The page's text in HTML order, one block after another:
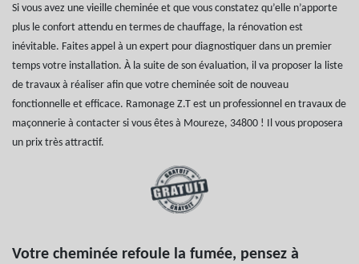
Si vous avez une vieille cheminée et que vous constatez qu’elle n’apporte
plus le confort attendu en termes de chauffage, la rénovation est
inévitable. Faites appel à un expert pour diagnostiquer dans un premier
temps votre installation. À la suite de son évaluation, il va proposer la liste
de travaux à réaliser afin que votre cheminée soit de nouveau
fonctionnelle et efficace. Ramonage Z.T est un professionnel en travaux de
maçonnerie à contacter si vous êtes à Moureze, 34800 ! Il vous proposera
un prix très attractif.
Votre cheminée refoule la fumée, pensez à